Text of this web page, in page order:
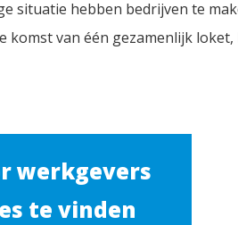
situatie hebben bedrijven te
van één gezamenlijk
werkgevers
te vinden